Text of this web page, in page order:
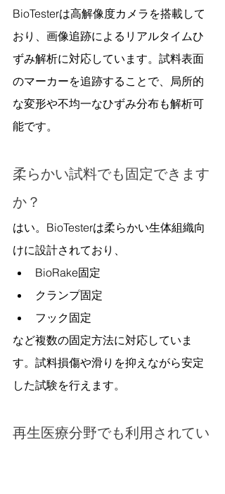
BioTesterは高解像度カメラを搭載して
おり、画像追跡によるリアルタイムひ
ずみ解析に対応しています。試料表面
のマーカーを追跡することで、局所的
な変形や不均一なひずみ分布も解析可
能です。
柔らかい試料でも固定できます
か？
はい。BioTesterは柔らかい生体組織向
けに設計されており、
BioRake固定
クランプ固定
フック固定
など複数の固定方法に対応していま
す。試料損傷や滑りを抑えながら安定
した試験を行えます。
再生医療分野でも利用されてい